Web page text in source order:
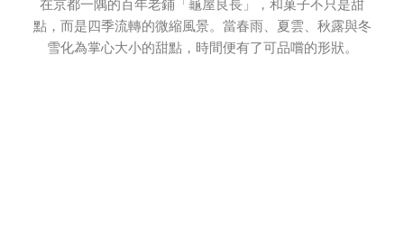
在京都一隅的百年老鋪「龜屋良長」，和菓子不只是甜
點，而是四季流轉的微縮風景。當春雨、夏雲、秋露與冬
雪化為掌心大小的甜點，時間便有了可品嚐的形狀。